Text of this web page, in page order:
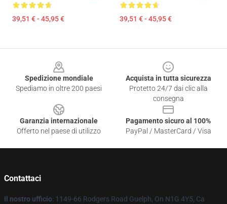
39,51 € - 45,95 € 39,51 € - 45,95 €
Spedizione mondiale
Spediamo in oltre 200 paesi
Acquista in tutta sicurezza
Protetto 24/7 dai clic alla
consegna
Garanzia internazionale
Offerto nel paese di utilizzo
Pagamento sicuro al 100%
PayPal / MasterCard / Visa
Contattaci
Il nostro ufficio: 1149-66 Rodgers Road Guelph, On N1G 4Y5, Ca